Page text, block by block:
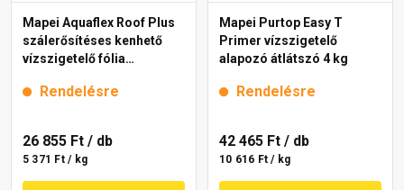
Mapei Aquaflex Roof Plus
szálerősítéses kenhető
vízszigetelő fólia
Rendelésre
26 855 Ft / db
5 371 Ft / kg
Mapei Purtop Easy T
Primer vízszigetelő
alapozó átlátszó 4 kg
Rendelésre
42 465 Ft / db
10 616 Ft / kg